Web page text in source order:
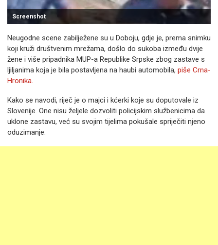
Screenshot
Neugodne scene zabilježene su u Doboju, gdje je, prema snimku
koji kruži društvenim mrežama, došlo do sukoba između dvije
žene i više pripadnika MUP-a Republike Srpske zbog zastave s
ljiljanima koja je bila postavljena na haubi automobila, piše Crna-
Hronika.
Kako se navodi, riječ je o majci i kćerki koje su doputovale iz
Slovenije. One nisu željele dozvoliti policijskim službenicima da
uklone zastavu, već su svojim tijelima pokušale spriječiti njeno
oduzimanje.